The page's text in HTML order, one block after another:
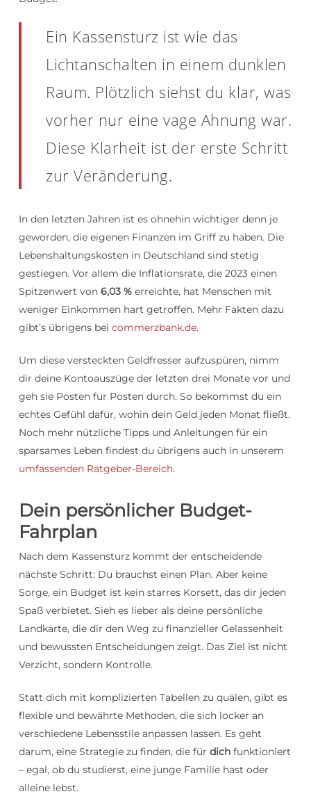
Ein Kassensturz ist wie das
Lichtanschalten in einem dunklen
Raum. Plötzlich siehst du klar, was
vorher nur eine vage Ahnung war.
Diese Klarheit ist der erste Schritt
zur Veränderung.
In den letzten Jahren ist es ohnehin wichtiger denn je
geworden, die eigenen Finanzen im Griff zu haben. Die
Lebenshaltungskosten in Deutschland sind stetig
gestiegen. Vor allem die Inflationsrate, die 2023 einen
Spitzenwert von 6,03 %erreichte, hat Menschen mit
weniger Einkommen hart getroffen. Mehr Fakten dazu
gibt’s übrigens bei commerzbank.de.
Um diese versteckten Geldfresser aufzuspüren, nimm
dir deine Kontoauszüge der letzten drei Monate vor und
geh sie Posten für Posten durch. So bekommst du ein
echtes Gefühl dafür, wohin dein Geld jeden Monat fließt.
Noch mehr nützliche Tipps und Anleitungen für ein
sparsames Leben findest du übrigens auch in unserem
umfassenden Ratgeber-Bereich.
Dein persönlicher Budget-
Fahrplan
Nach dem Kassensturz kommt der entscheidende
nächste Schritt: Du brauchst einen Plan. Aber keine
Sorge, ein Budget ist kein starres Korsett, das dir jeden
Spaß verbietet. Sieh es lieber als deine persönliche
Landkarte, die dir den Weg zu finanzieller Gelassenheit
und bewussten Entscheidungen zeigt. Das Ziel ist nicht
Verzicht, sondern Kontrolle.
Statt dich mit komplizierten Tabellen zu quälen, gibt es
flexible und bewährte Methoden, die sich locker an
verschiedene Lebensstile anpassen lassen. Es geht
darum, eine Strategie zu finden, die für dichfunktioniert
– egal, ob du studierst, eine junge Familie hast oder
alleine lebst.